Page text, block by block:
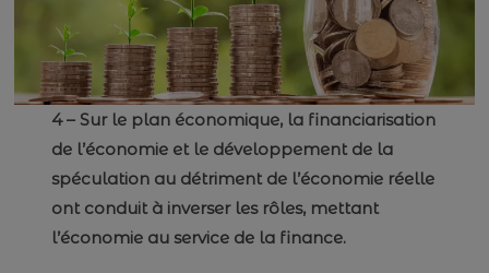
4 – Sur le plan économique, la financiarisation
de l’économie et le développement de la
spéculation au détriment de l’économie réelle
ont conduit à inverser les rôles, mettant
l’économie au service de la finance.